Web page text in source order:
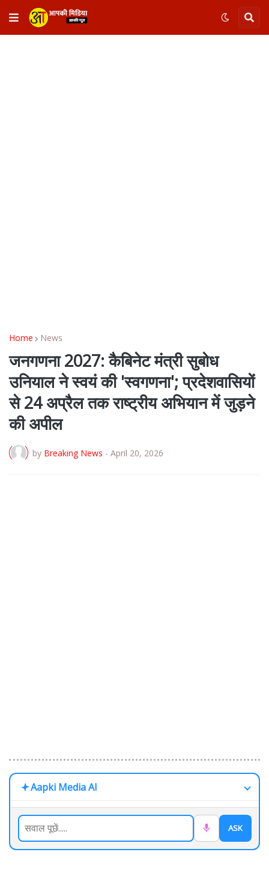
Home News
जनगणना 2027: कैबिनेट मंत्री सुबोध
उनियाल ने स्वयं की 'स्वगणना'; प्रदेशवासियों
से 24 अप्रैल तक राष्ट्रीय अभियान में जुड़ने
की अपील
by Breaking News - April 20, 2026
Aapki Media AI
ASK